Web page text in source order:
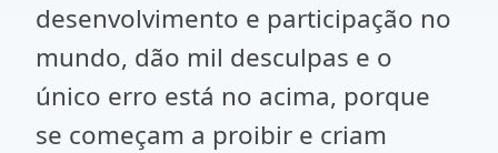
desenvolvimento e participação no
mundo, dão mil desculpas e o
único erro está no acima, porque
se começam a proibir e criam